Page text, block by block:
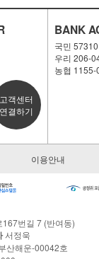
고객센터
연결하기
BANK
국민
우리 206-
농협
이용안내
번길 7 (반여동)
서정욱
산해운-00042호